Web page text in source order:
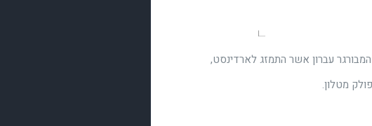
– המבורגר עברון אשר התמזג לארדינסט,
מטלון.